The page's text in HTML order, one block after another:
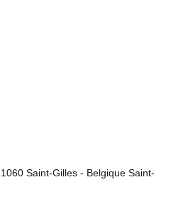
Saint-Gilles - Belgique Saint-